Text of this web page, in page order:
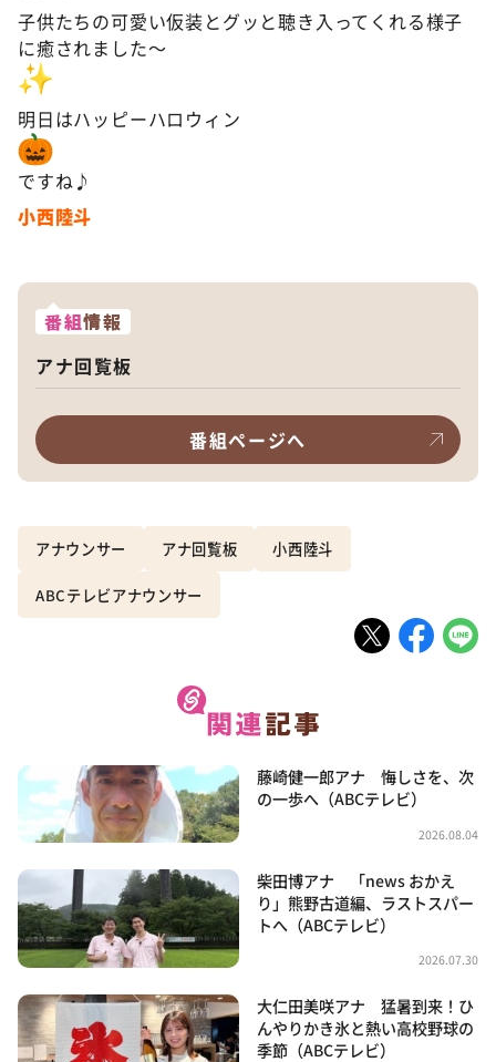
子供たちの可愛い仮装とグッと聴き入ってくれる様子
に癒されました〜
明日はハッピーハロウィン
ですね♪
小西陸斗
番組情報
アナ回覧板
番組ページへ
アナウンサー アナ回覧板 小西陸斗
ABCテレビアナウンサー
藤崎健一郎アナ 悔しさを、次
の一歩へ（ABCテレビ）
2026.08.04
柴田博アナ 「news おかえ
り」熊野古道編、ラストスパー
トへ（ABCテレビ）
2026.07.30
大仁田美咲アナ 猛暑到来！ひ
んやりかき氷と熱い高校野球の
季節（ABCテレビ）